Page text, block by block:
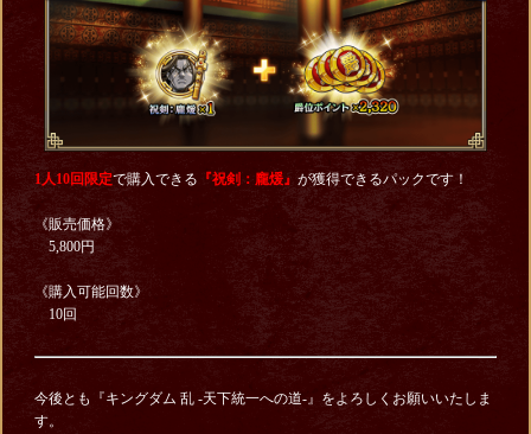
1人10回限定で購入できる 『祝剣：龐煖』 が獲得できるパックです！
《販売価格》
5,800円
《購入可能回数》
10回
今後とも『キングダム 乱 -天下統一への道-』をよろしくお願いいたしま
す。